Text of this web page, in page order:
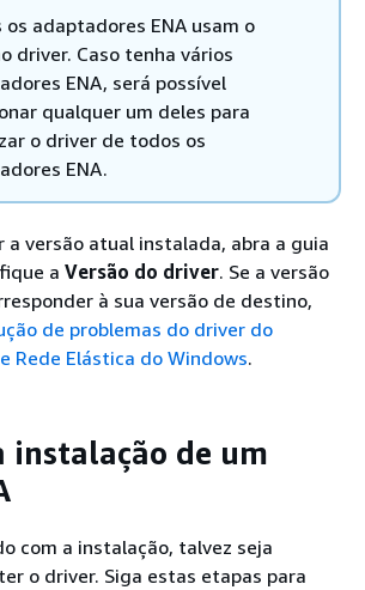
os adaptadores ENA usam o
driver. Caso tenha vários
ENA, será possível
qualquer um deles para
o driver de todos os
ENA.
a versão atual instalada, abra a guia
a Versão do driver. Se a versão
à sua versão de destino,
de problemas do driver do
Rede Elástica do Windows.
instalação de um
com a instalação, talvez seja
o driver. Siga estas etapas para